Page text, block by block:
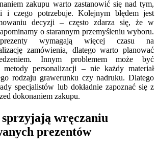
zakupu warto zastanowić się nad tym,
i czego potrzebuje. Kolejnym błędem jest
decyzji – często zdarza się, że w
o starannym przemyśleniu wyboru.
prezenty wymagają więcej czasu na
zamówienia, dlatego warto planować
Innym problemem może być
metody personalizacji – nie każdy materiał
rodzaju grawerunku czy nadruku. Dlatego
specjalistów lub dokładnie zapoznać się z
dokonaniem zakupu.
wręczaniu
prezentów